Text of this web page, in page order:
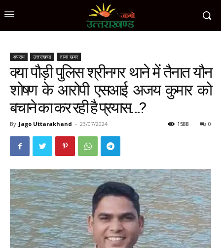
अपराध उत्तराखण्ड ताजा खबर
क्या पौड़ी पुलिस श्रीनगर थाने में तैनात यौन
शोषण के आरोपी एसआई अजय कुमार को
बचाने का कर रही है प्रयास…?
By Jago Uttarakhand - 23/07/2024 0
1588